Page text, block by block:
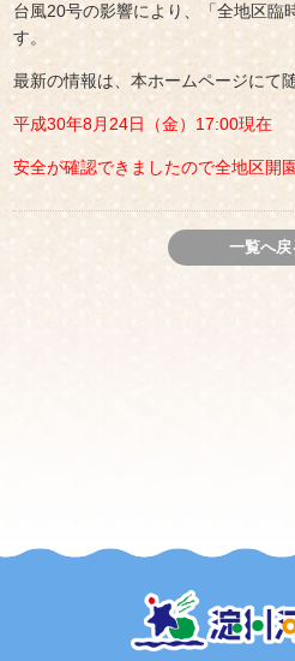
台風20号の影響により、「全地区臨
す。
最新の情報は、本ホームページにて
平成30年8月24日（金）17:00現在
安全が確認できましたので全地区開
一覧へ戻